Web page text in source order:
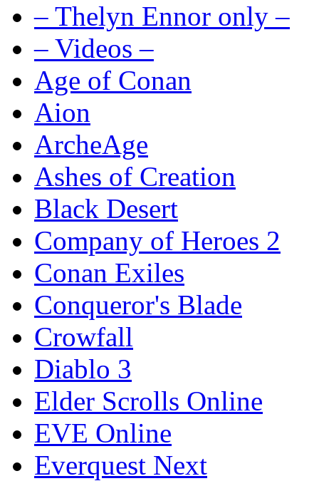
– Thelyn Ennor only –
– Videos –
Age of Conan
Aion
ArcheAge
Ashes of Creation
Black Desert
Company of Heroes 2
Conan Exiles
Conqueror's Blade
Crowfall
Diablo 3
Elder Scrolls Online
EVE Online
Everquest Next